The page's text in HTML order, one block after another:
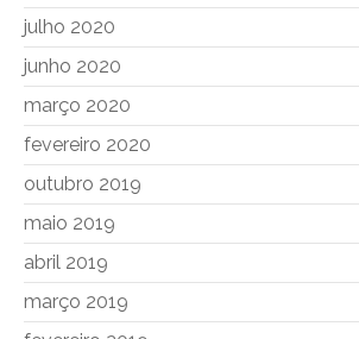
julho 2020
junho 2020
março 2020
fevereiro 2020
outubro 2019
maio 2019
abril 2019
março 2019